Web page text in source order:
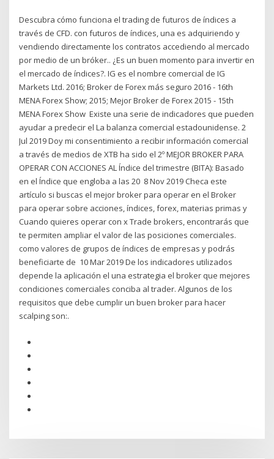
Descubra cómo funciona el trading de futuros de índices a
través de CFD. con futuros de índices, una es adquiriendo y
vendiendo directamente los contratos accediendo al mercado
por medio de un bróker.. ¿Es un buen momento para invertir en
el mercado de índices?. IG es el nombre comercial de IG
Markets Ltd. 2016; Broker de Forex más seguro 2016 - 16th
MENA Forex Show; 2015; Mejor Broker de Forex 2015 - 15th
MENA Forex Show Existe una serie de indicadores que pueden
ayudar a predecir el La balanza comercial estadounidense. 2
Jul 2019 Doy mi consentimiento a recibir información comercial
a través de medios de XTB ha sido el 2º MEJOR BROKER PARA
OPERAR CON ACCIONES AL Índice del trimestre (BITA): Basado
en el Índice que engloba a las 20 8 Nov 2019 Checa este
artículo si buscas el mejor broker para operar en el Broker
para operar sobre acciones, índices, forex, materias primas y
Cuando quieres operar con x Trade brokers, encontrarás que
te permiten ampliar el valor de las posiciones comerciales.
como valores de grupos de índices de empresas y podrás
beneficiarte de 10 Mar 2019 De los indicadores utilizados
depende la aplicación el una estrategia el broker que mejores
condiciones comerciales conciba al trader. Algunos de los
requisitos que debe cumplir un buen broker para hacer
scalping son:.